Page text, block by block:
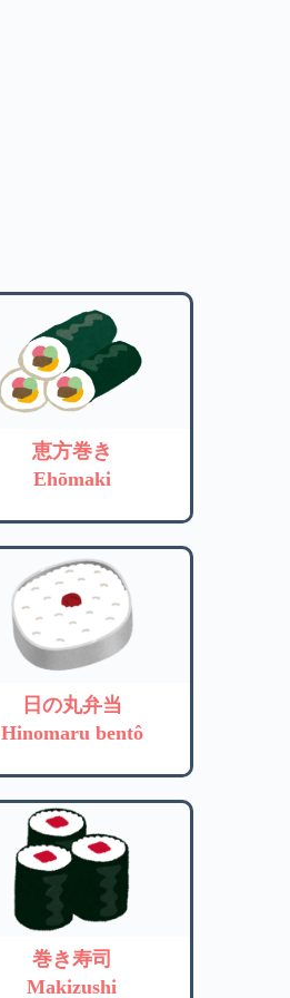
恵方巻き
Ehōmaki
日の丸弁当
Hinomaru bentô
巻き寿司
Makizushi